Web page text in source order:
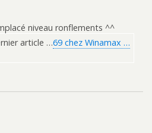
niveau ronflements ^^
article …69 chez Winamax …